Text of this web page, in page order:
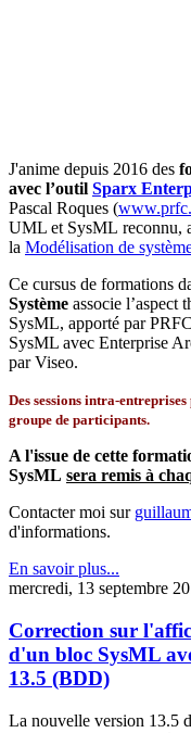
J'anime depuis 2016 des
avec l’outil Sparx
Pascal Roques (
UML et SysML reconnu,
la Modélisation de
Ce cursus de formations
Système associe l’aspect
SysML, apporté par
SysML avec Enterprise
par Viseo.
Des sessions intra-
groupe de participants.
A l'issue de cette
SysML sera remis à
Contacter moi sur
d'informations.
En savoir plus...
mercredi, 13 septembre
Correction sur
d'un bloc SysML
13.5 (BDD)
La nouvelle version 13.5